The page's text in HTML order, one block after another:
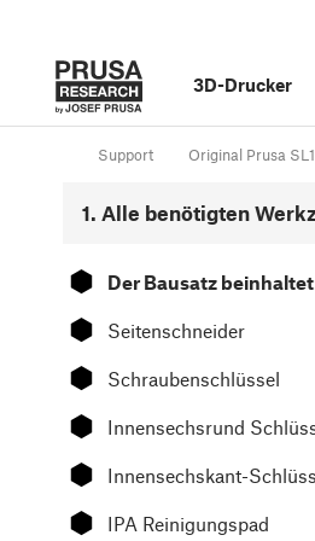
3D-Drucker
Support Original Prusa SL1
1. Alle benötigten
⬢ Der Bausatz
⬢ Seitenschneider
⬢ Schraubenschlüssel
⬢ Innensechsrund
⬢ Innensechskant-
⬢ IPA Reinigungspad